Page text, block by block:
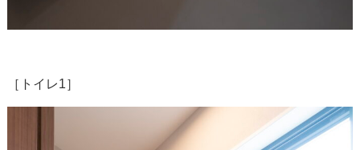
［トイレ1］